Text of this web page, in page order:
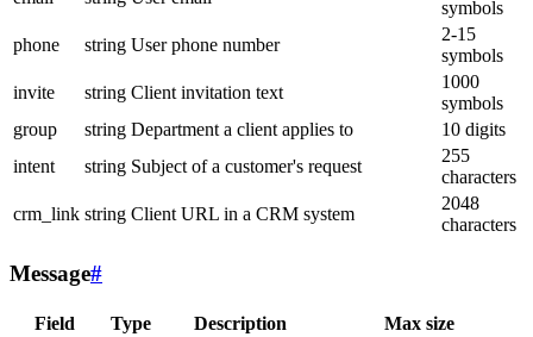
symbols
phone
string User phone number
2-15
symbols
invite
string Client invitation text
1000
symbols
group
string Department a client applies to
10 digits
intent
string Subject of a customer's request
255
characters
crm_link string Client URL in a CRM system
2048
characters
Message#
Field Type Description Max size